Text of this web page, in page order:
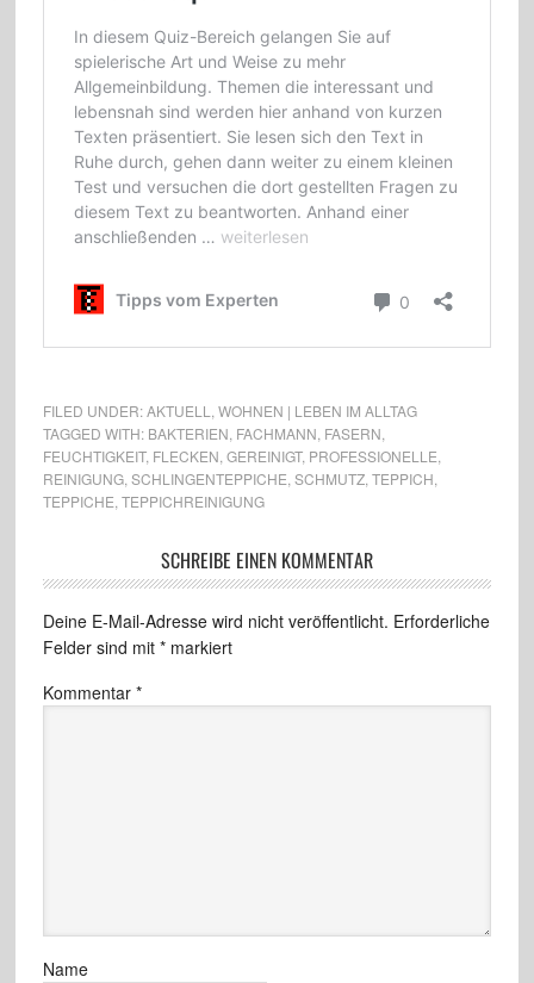
FILED UNDER:AKTUELL
WOHNEN | LEBEN IM ALLTAG
TAGGED WITH: BAKTERIEN FACHMANN FASERN
FEUCHTIGKEIT, FLECKEN GEREINIGT, PROFESSIONELLE
REINIGUNG, SCHLINGENTEPPICHE SCHMUTZ, TEPPICH
TEPPICHE TEPPICHREINIGUNG
SCHREIBE EINEN KOMMENTAR
Deine E-Mail-Adresse wird nicht veröffentlicht. Erforderliche
Felder sind mit *markiert
Kommentar *
Name